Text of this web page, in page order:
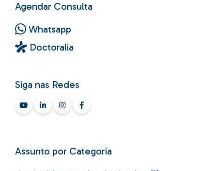
Agendar Consulta
Whatsapp
Doctoralia
Siga nas Redes
Assunto por Categoria